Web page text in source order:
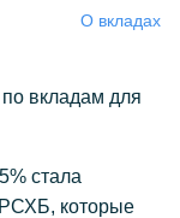
О вкладах
по вкладам для
стала
которые